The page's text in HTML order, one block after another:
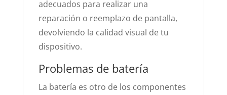
adecuados para realizar una
reparación o reemplazo de pantalla,
devolviendo la calidad visual de tu
dispositivo.
Problemas de batería
La batería es otro de los componentes